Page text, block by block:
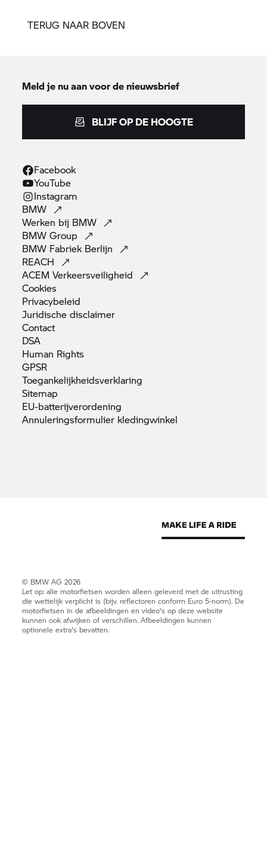
TERUG NAAR BOVEN
Meld je nu aan voor de nieuwsbrief
BLIJF OP DE HOOGTE
Facebook
YouTube
Instagram
BMW
Werken bij BMW
BMWGroup
BMW Fabriek Berlijn
REACH
ACEMVerkeersveiligheid
Cookies
Privacybeleid
Juridischedisclaimer
Contact
DSA
Human Rights
GPSR
Toegankelijkheidsverklaring
Sitemap
EU-batterijverordening
Annuleringsformulier kledingwinkel
© BMW AG 2026
Let op: alle motorfietsen worden alleen geleverd met de uitrusting
die wettelijk verplicht is (bijv. reflectoren conform Euro 5-norm). De
motorfietsen in de afbeeldingen en video's op deze website
kunnen ook afwijken of verschillen. Afbeeldingen kunnen
optionele extra's bevatten.